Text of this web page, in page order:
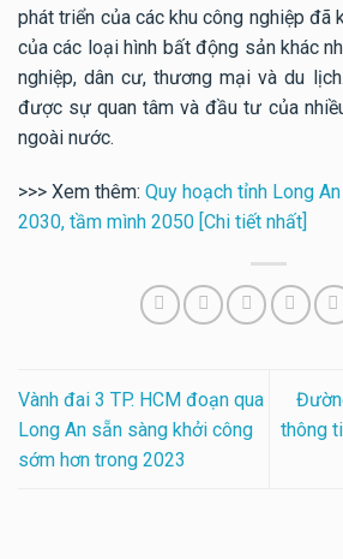
phát triển của các khu công nghiệp đã
của các loại hình bất động sản khác
nghiệp, dân cư, thương mại và du
được sự quan tâm và đầu tư của
ngoài nước.
>>> Xem thêm: Quy hoạch tỉnh Long
2030, tầm mình 2050 [Chi tiết nhất]
Vành đai 3 TP. HCM đoạn qua
Long An sẵn sàng khởi công
sớm hơn trong 2023
thông